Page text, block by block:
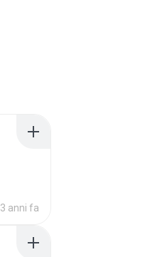
3 anni fa